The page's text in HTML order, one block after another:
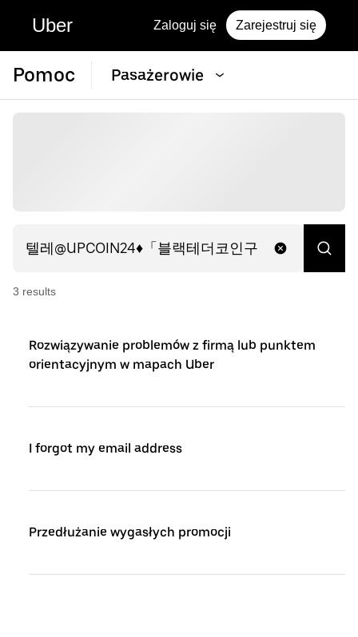
Uber Zaloguj się Zarejestruj się
Pomoc Pasażerowie
3 results
Rozwiązywanie problemów z firmą lub punktem
orientacyjnym w mapach Uber
I forgot my email address
Przedłużanie wygasłych promocji